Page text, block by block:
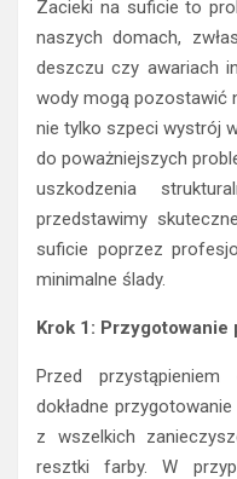
Zacieki na suficie to
naszych domach,
deszczu czy awariach
wody mogą pozostawić
nie tylko szpeci wystrój
do poważniejszych
uszkodzenia
przedstawimy
suficie poprzez
minimalne ślady.
Krok 1: Przygotowanie
Przed
dokładne
z wszelkich
resztki farby. W